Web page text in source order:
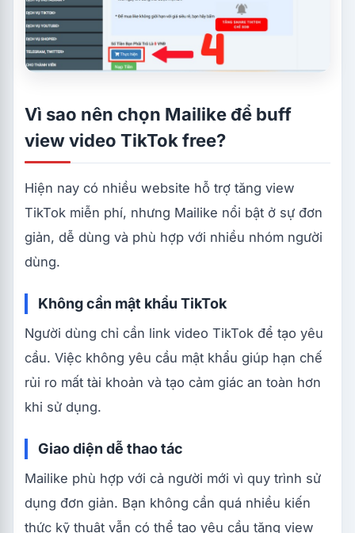
Vì sao nên chọn Mailike để buff
view video TikTok free?
Hiện nay có nhiều website hỗ trợ tăng view
TikTok miễn phí, nhưng Mailike nổi bật ở sự đơn
giản, dễ dùng và phù hợp với nhiều nhóm người
dùng.
Không cần mật khẩu TikTok
Người dùng chỉ cần link video TikTok để tạo yêu
cầu. Việc không yêu cầu mật khẩu giúp hạn chế
rủi ro mất tài khoản và tạo cảm giác an toàn hơn
khi sử dụng.
Giao diện dễ thao tác
Mailike phù hợp với cả người mới vì quy trình sử
dụng đơn giản. Bạn không cần quá nhiều kiến
thức kỹ thuật vẫn có thể tạo yêu cầu tăng view